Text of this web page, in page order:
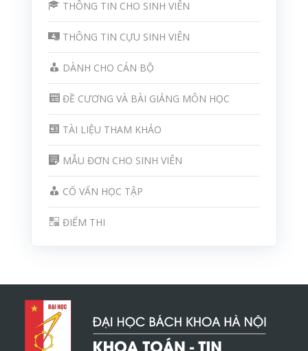
THÔNG TIN CHO SINH VIÊN
THÔNG TIN CỰU SINH VIÊN
DÀNH CHO CÁN BỘ
ĐỀ CƯƠNG VÀ BÀI GIẢNG MÔN HỌC
TÀI LIỆU THAM KHẢO
MẪU ĐƠN CHO SINH VIÊN
CỐ VẤN HỌC TẬP
ĐIỂM THI